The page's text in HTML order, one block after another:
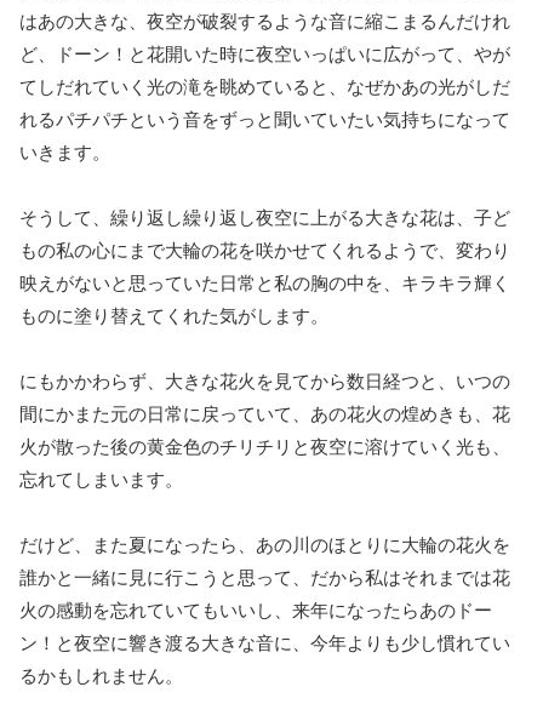
はあの大きな、夜空が破裂するような音に縮こまるんだけれ
ど、ドーン！と花開いた時に夜空いっぱいに広がって、やが
てしだれていく光の滝を眺めていると、なぜかあの光がしだ
れるパチパチという音をずっと聞いていたい気持ちになって
いきます。
そうして、繰り返し繰り返し夜空に上がる大きな花は、子ど
もの私の心にまで大輪の花を咲かせてくれるようで、変わり
映えがないと思っていた日常と私の胸の中を、キラキラ輝く
ものに塗り替えてくれた気がします。
にもかかわらず、大きな花火を見てから数日経つと、いつの
間にかまた元の日常に戻っていて、あの花火の煌めきも、花
火が散った後の黄金色のチリチリと夜空に溶けていく光も、
忘れてしまいます。
だけど、また夏になったら、あの川のほとりに大輪の花火を
誰かと一緒に見に行こうと思って、だから私はそれまでは花
火の感動を忘れていてもいいし、来年になったらあのドー
ン！と夜空に響き渡る大きな音に、今年よりも少し慣れてい
るかもしれません。